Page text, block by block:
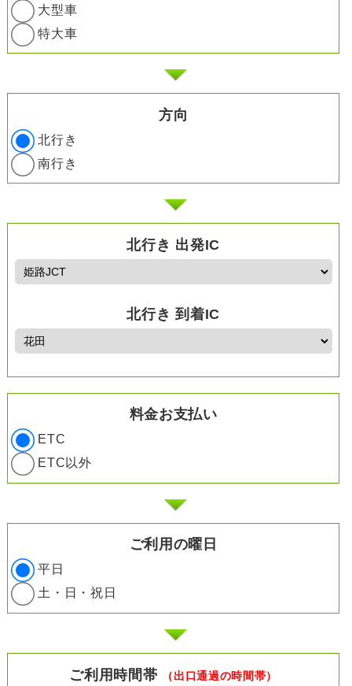
大型車
特大車
方向
北行き
南行き
北行き 出発IC
北行き 到着IC
料金お支払い
ETC
ETC以外
ご利用の曜日
平日
土・日・祝日
ご利用時間帯 （出口通過の時間帯）